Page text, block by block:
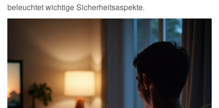
beleuchtet wichtige Sicherheitsaspekte.